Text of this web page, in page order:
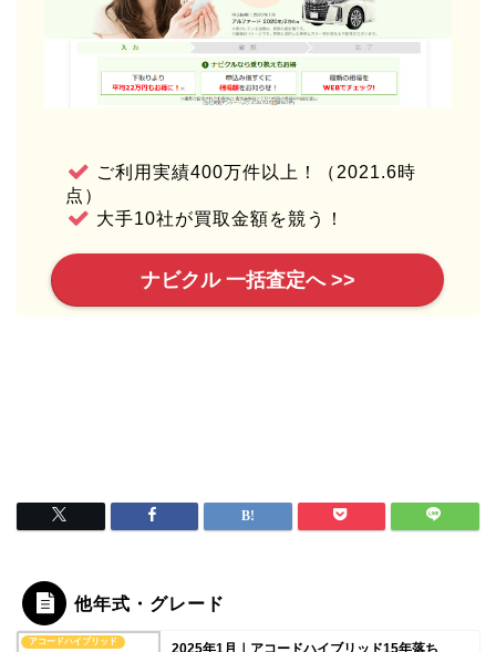
ご利用実績400万件以上！（2021.6時
点）
大手10社が買取金額を競う！
ナビクル 一括査定へ >>
他年式・グレード
アコードハイブリッド